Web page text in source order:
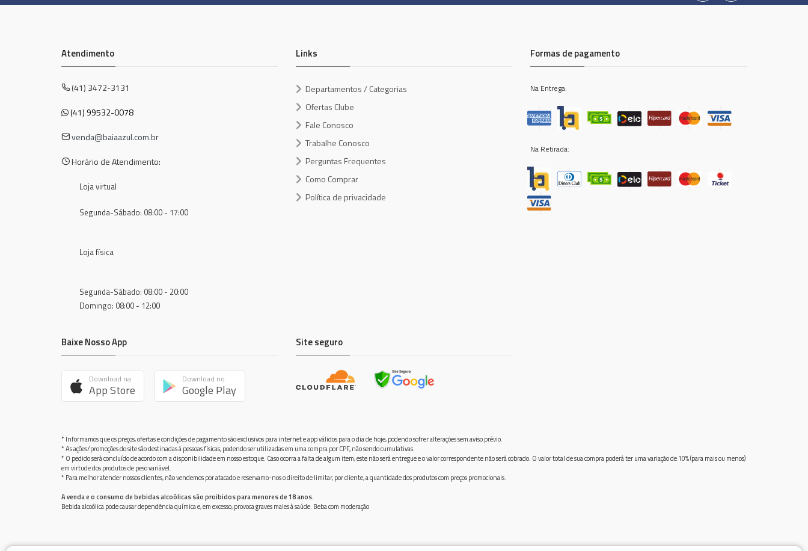
Atendimento
(41) 3472-3131
(41) 99532-0078
venda@baiaazul.com.br
Horário de Atendimento:
Loja virtual
Segunda-Sábado: 08:00 - 17:00
Loja física
Segunda-Sábado: 08:00 - 20:00
Domingo: 08:00 - 12:00
Links
Departamentos / Categorias
Ofertas Clube
Fale Conosco
Trabalhe Conosco
Perguntas Frequentes
Como Comprar
Política de privacidade
Formas de pagamento
Na Entrega:
Na Retirada:
Baixe Nosso App
Download na
App Store
Download no
Google Play
Site seguro
* Informamos que os preços, ofertas e condições de pagamento são exclusivos para internet e app válidos para o dia de hoje, podendo sofrer alterações sem aviso prévio.
* As ações/promoções do site são destinadas à pessoas físicas, podendo ser utilizadas em uma compra por CPF, não sendo cumulativas.
* O pedido será concluído de acordo com a disponibilidade em nosso estoque. Caso ocorra a falta de algum item, este não será entregue e o valor correspondente não será cobrado. O valor total de sua compra poderá ter uma variação de 10% (para mais ou menos)
em virtude dos produtos de peso variável.
* Para melhor atender nossos clientes, não vendemos por atacado e reservamo-nos o direito de limitar, por cliente, a quantidade dos produtos com preços promocionais.
A venda e o consumo de bebidas alcoólicas são proibidos para menores de 18 anos.
Bebida alcoólica pode causar dependência química e, em excesso, provoca graves males à saúde. Beba com moderação